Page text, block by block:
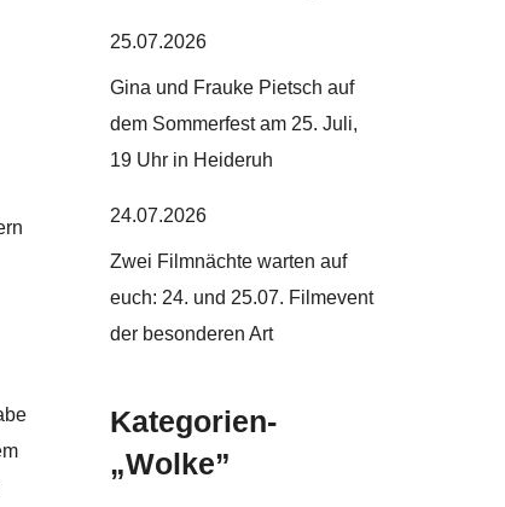
25.07.2026
Gina und Frauke Pietsch auf
dem Sommerfest am 25. Juli,
19 Uhr in Heideruh
24.07.2026
Zwei Filmnächte warten auf
euch: 24. und 25.07. Filmevent
der besonderen Art
Kategorien-
„Wolke”